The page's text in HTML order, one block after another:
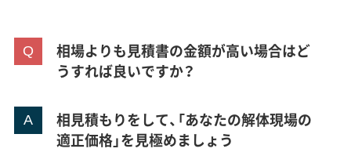
相場よりも見積書の金額が高い場合はど
うすれば良いですか？
相見積もりをして、「あなたの解体現場の
適正価格」を見極めましょう